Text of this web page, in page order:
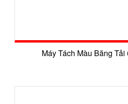
Máy Tách Màu Băng